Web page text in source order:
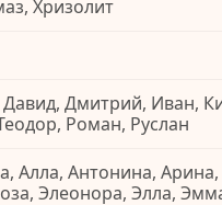
Хризолит
Дмитрий, Иван,
Роман, Руслан
Алла, Антонина,
Элеонора, Элла,